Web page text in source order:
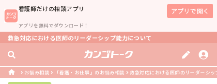
看護師だけの相談アプリ
アプリを無料でダウンロード！
アプリで開く
救急対応における医師のリーダーシップ能力について
お悩み相談 「看護・お仕事」のお悩み相談 救急対応における医師のリーダーシ